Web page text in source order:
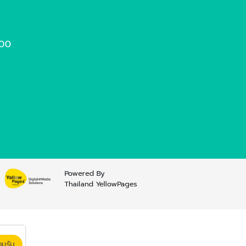
Powered By
Thailand YellowPages